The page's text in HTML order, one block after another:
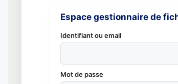
Espace gestionnaire de
Identifiant ou email
Mot de passe